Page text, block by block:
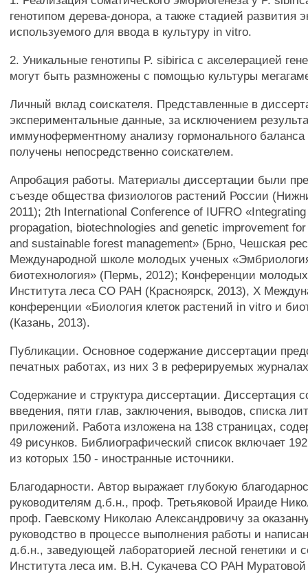
генотипом дерева-донора, а также стадией развития
используемого для ввода в культуру in vitro.
2. Уникальные генотипы P. sibirica с акселерацией
могут быть размножены с помощью культуры
Личный вклад соискателя. Представленные в
экспериментальные данные, за исключением
иммуноферментному анализу гормонального
получены непосредственно соискателем.
Апробация работы. Материалы диссертации были
съезде общества физиологов растений России
2011); 2th International Conference of IUFRO
propagation, biotechnologies and genetic improvement
and sustainable forest management» (Брно, Чешская
Международной школе молодых ученых
биотехнология» (Пермь, 2012); Конференции
Института леса СО РАН (Красноярск, 2013), X
конференции «Биология клеток растений in vitro и
(Казань, 2013).
Публикации. Основное содержание диссертации
печатных работах, из них 3 в реферируемых
Содержание и структура диссертации. Диссертация
введения, пяти глав, заключения, выводов, списка
приложений. Работа изложена на 138 страницах,
49 рисунков. Библиографический список включает
из которых 150 - иностранные источники.
Благодарности. Автор выражает глубокую
руководителям д.б.н., проф. Третьяковой Ираиде
проф. Гаевскому Николаю Александровичу за
руководство в процессе выполнения работы и
д.б.н., заведующей лабораторией лесной генетики и
Института леса им. В.Н. Сукачева СО РАН